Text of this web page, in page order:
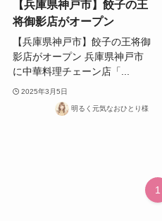
【兵庫県神戸市】餃子の王
将御影店がオープン
【兵庫県神戸市】餃子の王将御
影店がオープン 兵庫県神戸市
に中華料理チェーン店「...
2025年3月5日
明るく元気なおひとり様
1